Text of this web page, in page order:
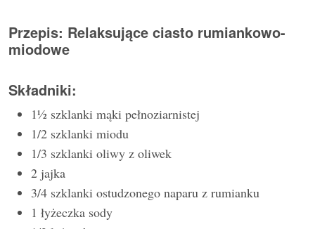
Przepis: Relaksujące ciasto rumiankowo-
miodowe
Składniki:
1½ szklanki mąki pełnoziarnistej
1/2 szklanki miodu
1/3 szklanki oliwy z oliwek
2 jajka
3/4 szklanki ostudzonego naparu z rumianku
1 łyżeczka sody